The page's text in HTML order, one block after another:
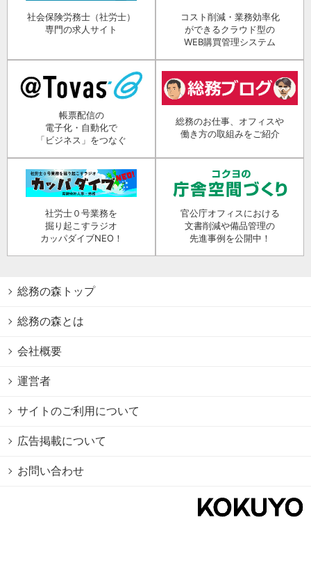
社会保険労務士（社労士）
専門の求人サイト
コスト削減・業務効率化
ができるクラウド型の
WEB購買管理システム
帳票配信の
電子化・自動化で
「ビジネス」をつなぐ
総務のお仕事、オフィスや
働き方の取組みをご紹介
社労士０号業務を
掘り起こすラジオ
カッパダイブNEO！
官公庁オフィスにおける
文書削減や備品管理の
先進事例を公開中！
総務の森トップ
総務の森とは
会社概要
運営者
サイトのご利用について
広告掲載について
お問い合わせ